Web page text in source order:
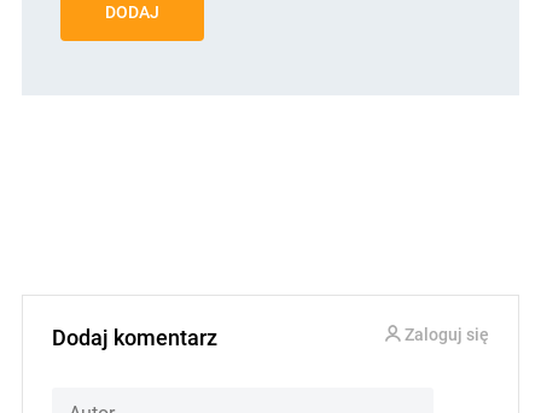
DODAJ
Dodaj komentarz Zaloguj się